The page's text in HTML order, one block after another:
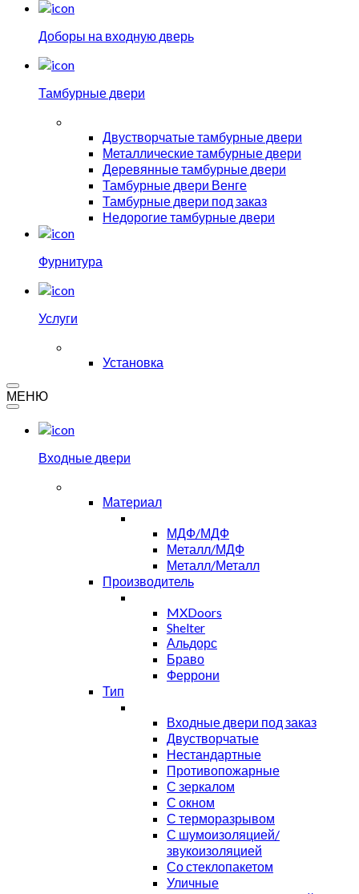
Доборы на входную дверь
Тамбурные двери
Двустворчатые тамбурные двери
Металлические тамбурные двери
Деревянные тамбурные двери
Тамбурные двери Венге
Тамбурные двери под заказ
Недорогие тамбурные двери
Фурнитура
Услуги
Установка
МЕНЮ
Входные двери
Материал
МДФ/МДФ
Металл/МДФ
Металл/Металл
Производитель
MXDoors
Shelter
Альдорс
Браво
Феррони
Тип
Входные двери под заказ
Двустворчатые
Нестандартные
Противопожарные
С зеркалом
С окном
С терморазрывом
С шумоизоляцией/
звукоизоляцией
Со стеклопакетом
Уличные